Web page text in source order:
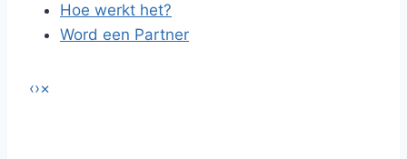
Hoe werkt het?
Word een Partner
‹›×